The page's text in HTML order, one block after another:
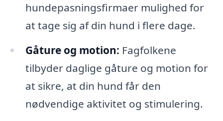
hundepasningsfirmaer mulighed for
at tage sig af din hund i flere dage.
Gåture og motion: Fagfolkene
tilbyder daglige gåture og motion for
at sikre, at din hund får den
nødvendige aktivitet og stimulering.